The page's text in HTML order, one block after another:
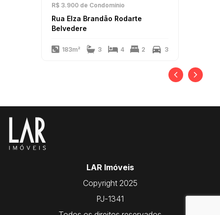
R$ 3.900 de Condomínio
Rua Elza Brandão Rodarte
Belvedere
183m² 3 4 2 3
LAR Imóveis
Copyright 2025
PJ-1341